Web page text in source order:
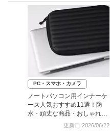
PC・スマホ・カメラ
ノートパソコン用インナーケ
ース人気おすすめ11選！防
水・頑丈な商品・おしゃれな
更新日:2026/06/22